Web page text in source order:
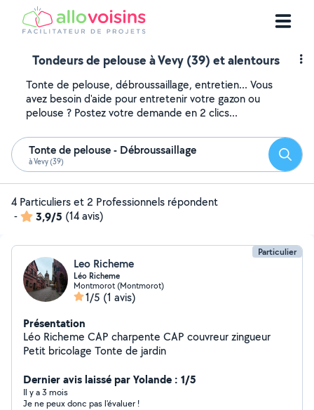
Tondeurs de pelouse à Vevy (39) et alentours
Tonte de pelouse, débroussaillage, entretien... Vous
avez besoin d'aide pour entretenir votre gazon ou
pelouse ? Postez votre demande en 2 clics...
Tonte de pelouse - Débroussaillage
à Vevy (39)
4 Particuliers et 2 Professionnels répondent
-
3,9/5 (14 avis)
Particulier
Leo Richeme
Léo Richeme
Montmorot (Montmorot)
1/5 (1 avis)
Présentation
Léo Richeme CAP charpente CAP couvreur zingueur
Petit bricolage Tonte de jardin
Dernier avis laissé par Yolande : 1/5
Il y a 3 mois
Je ne peux donc pas l'évaluer !